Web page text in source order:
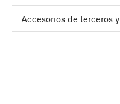
Accesorios de terceros